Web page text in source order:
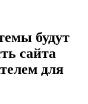
будут
сайта
для